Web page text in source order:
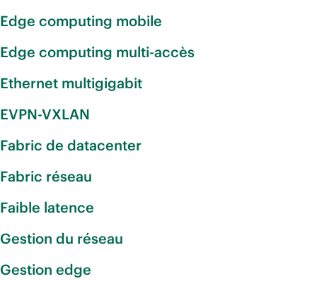
Edge computing mobile
Edge computing multi-accès
Ethernet multigigabit
EVPN-VXLAN
Fabric de datacenter
Fabric réseau
Faible latence
Gestion du réseau
Gestion edge